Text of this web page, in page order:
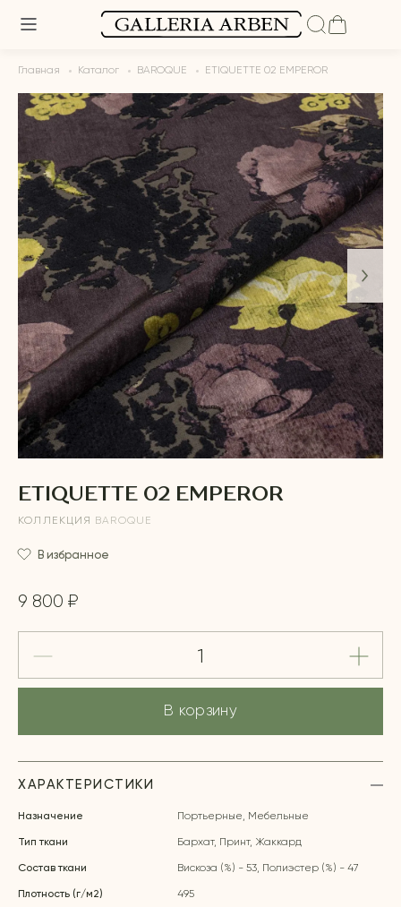
Главная Каталог BAROQUE ETIQUETTE 02 EMPEROR
ETIQUETTE 02 EMPEROR
КОЛЛЕКЦИЯ BAROQUE
В избранное
9 800 ₽
В корзину
ХАРАКТЕРИСТИКИ
Назначение Портьерные, Мебельные
Тип ткани Бархат, Принт, Жаккард
Состав ткани Вискоза (%) - 53, Полиэстер (%) - 47
Плотность (г/м2) 495